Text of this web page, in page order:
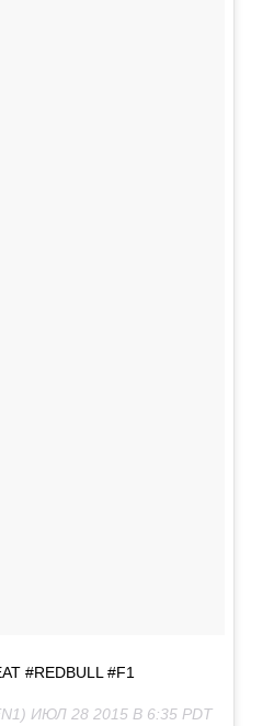
#REDBULL #F1
ИЮЛ 28 2015 В 6:35 PDT